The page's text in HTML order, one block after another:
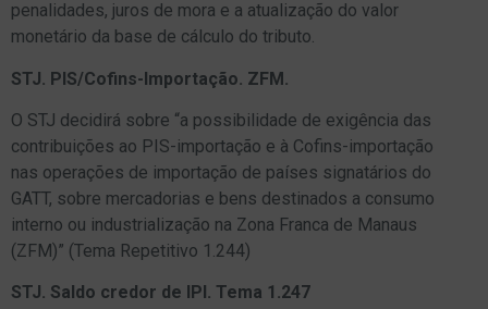
penalidades, juros de mora e a atualização do valor
monetário da base de cálculo do tributo.
STJ. PIS/Cofins-Importação. ZFM.
O STJ decidirá sobre “a possibilidade de exigência das
contribuições ao PIS-importação e à Cofins-importação
nas operações de importação de países signatários do
GATT, sobre mercadorias e bens destinados a consumo
interno ou industrialização na Zona Franca de Manaus
(ZFM)” (Tema Repetitivo 1.244)
STJ. Saldo credor de IPI. Tema 1.247